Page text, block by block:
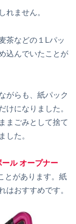
れません。
茶などの１Lパッ
込んでいたことが
がらも、紙パック
けになりました。
まごみとして捨て
した。
ル オープナー
とがあります。紙
はおすすめです。